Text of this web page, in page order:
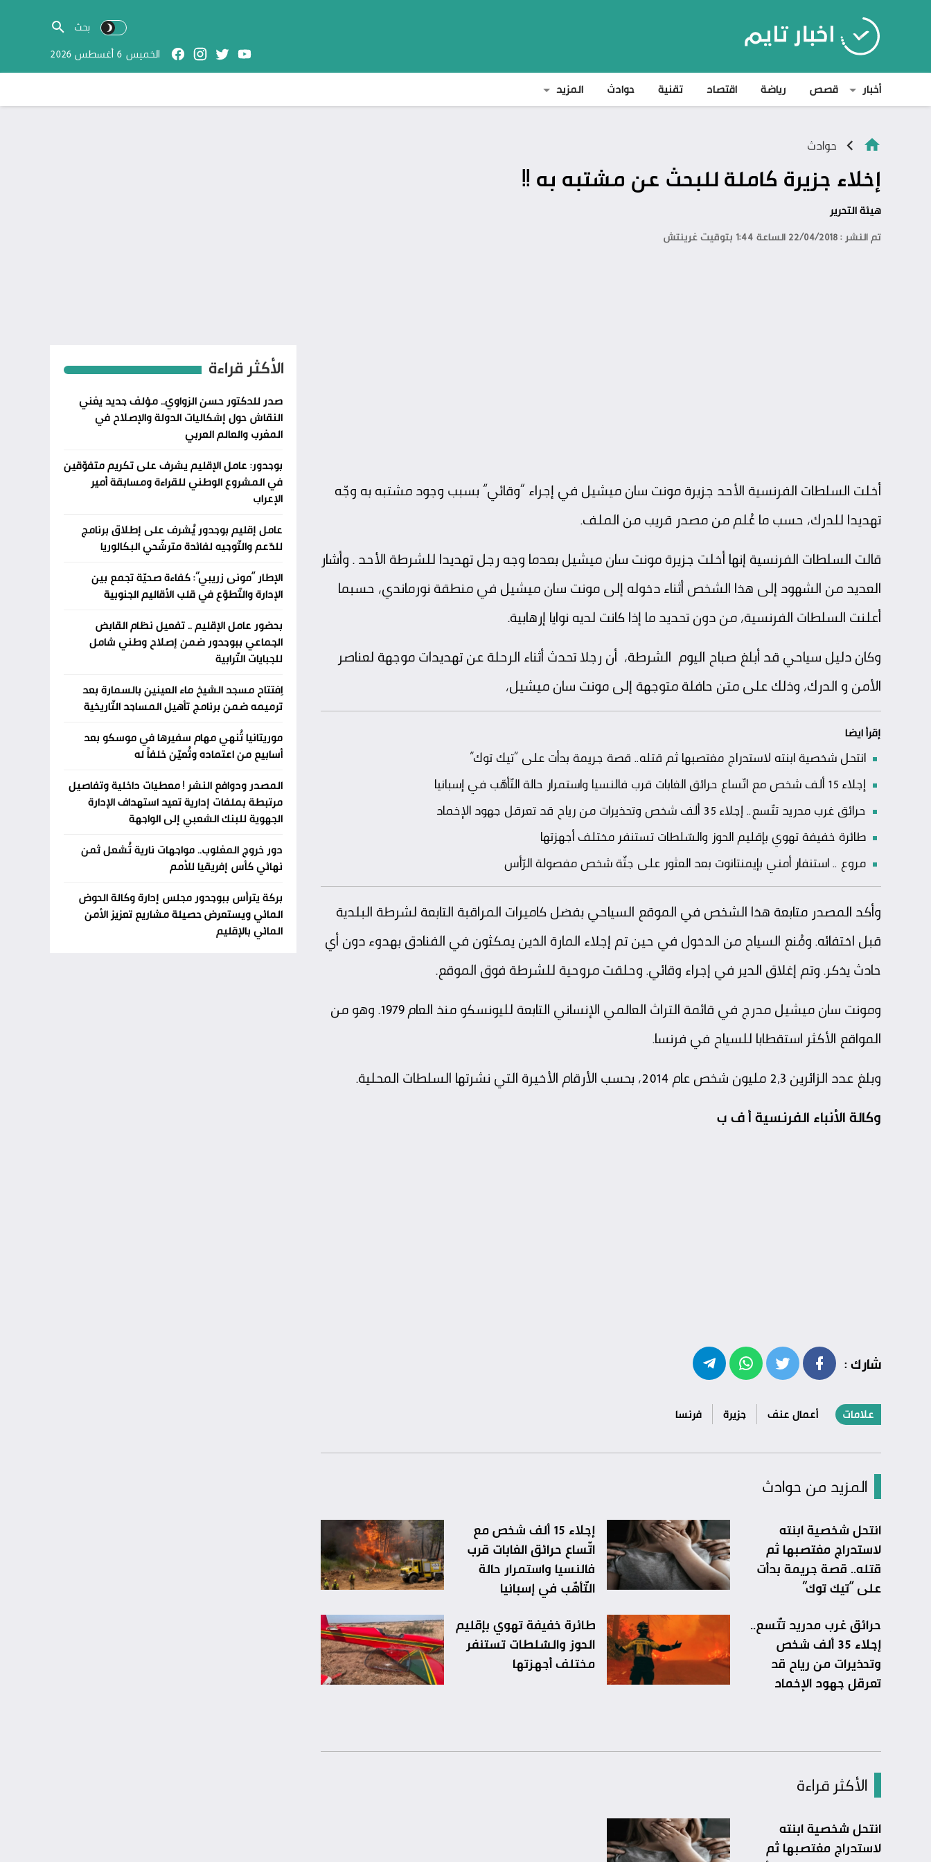
الخميس 6 أغسطس 2026
أخبار
قصص رياضة اقتصاد تقنية حوادث المزيد
حوادث
إخلاء جزيرة كاملة للبحث عن مشتبه به !!
هيئة التحرير
تم النشر : 22/04/2018 الساعة 1:44 بتوقيت غرينتش
أخلت السلطات الفرنسية الأحد جزيرة مونت سان ميشيل في إجراء “وقائي” بسبب وجود مشتبه به وجّه
تهديدا للدرك، حسب ما عُلم من مصدر قريب من الملف.
قالت السلطات الفرنسية إنها أخلت جزيرة مونت سان ميشيل بعدما وجه رجل تهديدا للشرطة الأحد . وأشار
العديد من الشهود إلى هذا الشخص أثناء دخوله إلى مونت سان ميشيل في منطقة نورماندي، حسبما
أعلنت السلطات الفرنسية، من دون تحديد ما إذا كانت لديه نوايا إرهابية.
وكان دليل سياحي قد أبلغ صباح اليوم الشرطة، أن رجلا تحدث أثناء الرحلة عن تهديدات موجهة لعناصر
الأمن و الدرك، وذلك على متن حافلة متوجهة إلى مونت سان ميشيل،
إقرأ ايضا
انتحل شخصية ابنته لاستدراج مغتصبها ثم قتله.. قصة جريمة بدأت على “تيك توك”
إجلاء 15 ألف شخص مع اتّساع حرائق الغابات قرب فالنسيا واستمرار حالة التّأهّب في إسبانيا
حرائق غرب مدريد تتّسع.. إجلاء 35 ألف شخص وتحذيرات من رياح قد تعرقل جهود الإخماد
طائرة خفيفة تهوي بإقليم الحوز والسّلطات تستنفر مختلف أجهزتها
مروع .. استنفار أمني بإيمنتانوت بعد العثور على جثّة شخص مفصولة الرّأس
وأكد المصدر متابعة هذا الشخص في الموقع السياحي بفضل كاميرات المراقبة التابعة لشرطة البلدية
قبل اختفائه. ومُنع السياح من الدخول في حين تم إجلاء المارة الذين يمكثون في الفنادق بهدوء دون أي
حادث يذكر. وتم إغلاق الدير في إجراء وقائي. وحلقت مروحية للشرطة فوق الموقع.
ومونت سان ميشيل مدرج في قائمة التراث العالمي الإنساني التابعة لليونسكو منذ العام 1979. وهو من
المواقع الأكثر استقطابا للسياح في فرنسا.
وبلغ عدد الزائرين 2,3 مليون شخص عام 2014، بحسب الأرقام الأخيرة التي نشرتها السلطات المحلية.
وكالة الأنباء الفرنسية أ ف ب
شارك :
علامات أعمال عنف جزيرة فرنسا
المزيد من حوادث
انتحل شخصية ابنته
لاستدراج مغتصبها ثم
قتله.. قصة جريمة بدأت
على “تيك توك”
إجلاء 15 ألف شخص مع
اتّساع حرائق الغابات قرب
فالنسيا واستمرار حالة
التّأهّب في إسبانيا
حرائق غرب مدريد تتّسع..
إجلاء 35 ألف شخص
وتحذيرات من رياح قد
تعرقل جهود الإخماد
طائرة خفيفة تهوي بإقليم
الحوز والسّلطات تستنفر
مختلف أجهزتها
الأكثر قراءة
انتحل شخصية ابنته
لاستدراج مغتصبها ثم
الأكثر قراءة
صدر للدكتور حسن الزواوي.. مؤلف جديد يغني
النقاش حول إشكاليات الدولة والإصلاح في
المغرب والعالم العربي
بوجدور: عامل الإقليم يشرف على تكريم متفوّقين
في المشروع الوطني للقراءة ومسابقة أمير
الإعراب
عامل إقليم بوجدور يُشرف على إطلاق برنامج
للدّعم والتّوجيه لفائدة مترشّحي البكالوريا
الإطار “مونى زريبي”: كفاءة صحيّة تجمع بين
الإدارة والتّطوّع في قلب الأقاليم الجنوبية
بحضور عامل الإقليم .. تفعيل نظام القابض
الجماعي ببوجدور ضمن إصلاح وطني شامل
للجبايات التّرابية
اِفتتاح مسجد الشيخ ماء العينين بالسمارة بعد
ترميمه ضمن برنامج تأهيل المساجد التّاريخية
موريتانيا تُنهي مهام سفيرها في موسكو بعد
أسابيع من اعتماده وتُعيّن خلفاً له
المصدر ودوافع النشر ! معطيات داخلية وتفاصيل
مرتبطة بملفات إدارية تعيد استهداف الإدارة
الجهوية للبنك الشعبي إلى الواجهة
دور خروج المغلوب.. مواجهات نارية تُشعل ثمن
نهائي كأس إفريقيا للأمم
بركة يترأس ببوجدور مجلس إدارة وكالة الحوض
المائي ويستعرض حصيلة مشاريع تعزيز الأمن
المائي بالإقليم